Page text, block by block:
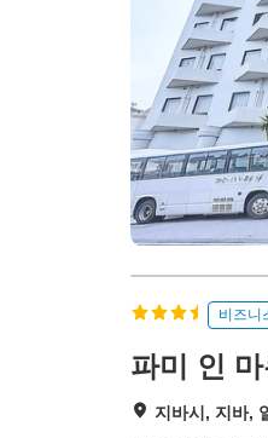
h
비즈니
파미 인 마
지바시, 지바,